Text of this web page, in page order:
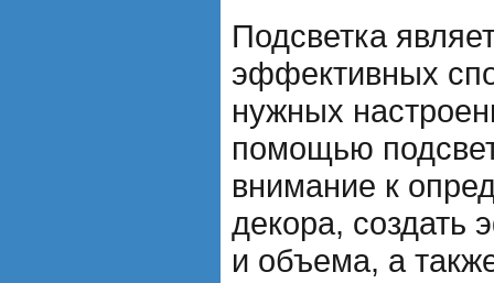
Подсветка
эффективных
нужных
помощью
внимание к
декора, создать
и объема, а